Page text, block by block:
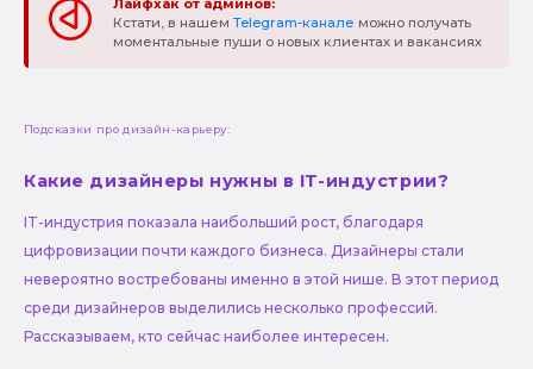
Лайфхак от админов:
Кстати, в нашем Telegram-канале можно получать
моментальные пуши о новых клиентах и вакансиях
Подсказки про дизайн-карьеру:
Какие дизайнеры нужны в IT-индустрии?
IT-индустрия показала наибольший рост, благодаря
цифровизации почти каждого бизнеса. Дизайнеры стали
невероятно востребованы именно в этой нише. В этот период
среди дизайнеров выделились несколько профессий.
Рассказываем, кто сейчас наиболее интересен.